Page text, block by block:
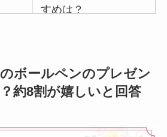
すめは？
いらない？男性女性
100人に聞いてみた
トは嬉しくない？重
ボールペンのプレゼン
約8割が嬉しいと回答